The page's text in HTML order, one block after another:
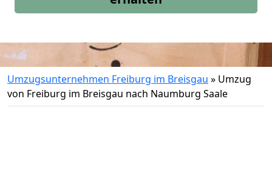
Umzugsunternehmen Freiburg im Breisgau » Umzug
von Freiburg im Breisgau nach Naumburg Saale